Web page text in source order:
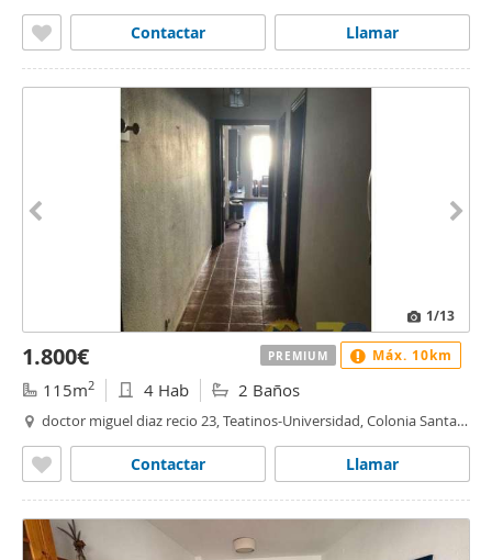
Llamar
Contactar
1/13
1.800€
115m2 4 Hab 2 Baños
doctor miguel diaz recio 23, Teatinos-Universidad, Colonia Santa
Llamar
Contactar
PREMIUM Máx. 10km